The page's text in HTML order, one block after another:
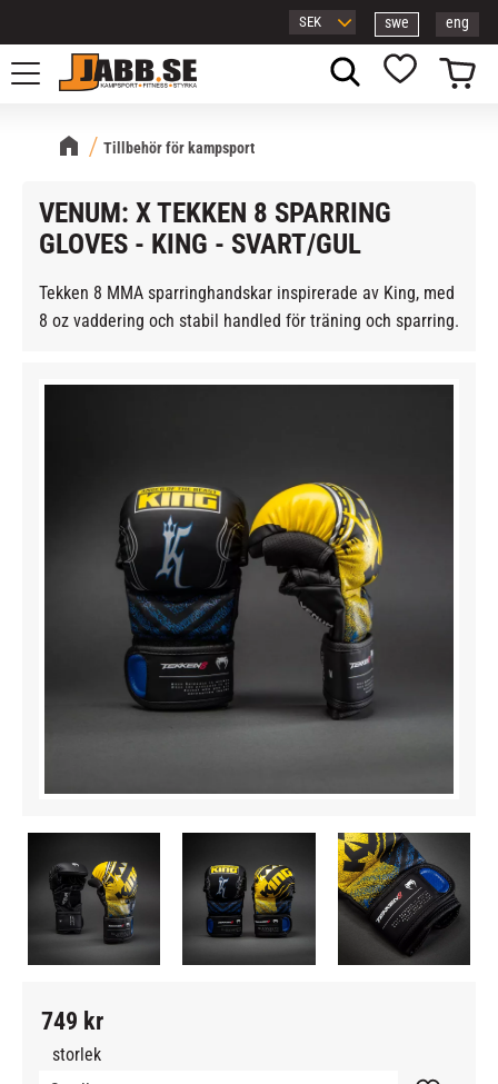
Meny
swe eng
Favoriter
Kundvagn
Tillbehör för kampsport
VENUM: X TEKKEN 8 SPARRING
GLOVES - KING - SVART/GUL
Tekken 8 MMA sparringhandskar inspirerade av King, med
8 oz vaddering och stabil handled för träning och sparring.
749 kr
storlek